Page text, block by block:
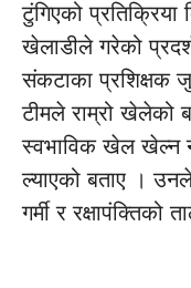
टुंगिएको
खेलाडीले गरेको
संकटाका प्रशिक्षक
टीमले राम्रो खेलेको
स्वभाविक खेल खेल्न
ल्याएको बताए ।
गर्मी र रक्षापंक्तिको